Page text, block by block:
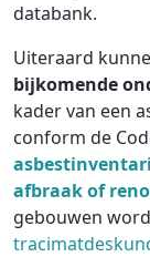
databank.
Uiteraard
bijkomende
kader van een
conform de
afbraak of
gebouwen